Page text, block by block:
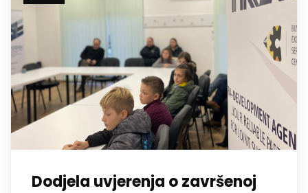
Dodjela uvjerenja o završenoj